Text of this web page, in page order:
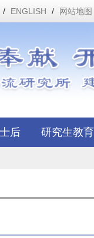
/ ENGLISH / 网站地图
后 研究生教育